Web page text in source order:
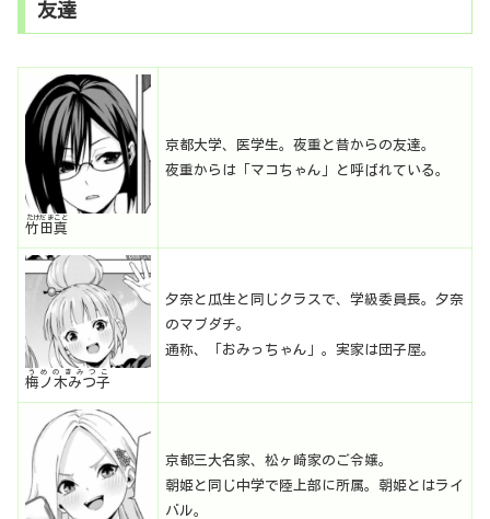
友達
竹田真
たけだまこと
京都大学、医学生。夜重と昔からの友達。
夜重からは「マコちゃん」と呼ばれている。
梅ノ木みつ子
うめのきみつこ
夕奈と瓜生と同じクラスで、学級委員長。夕奈
のマブダチ。
通称、「おみっちゃん」。実家は団子屋。
京都三大名家、松ヶ崎家のご令嬢。
朝姫と同じ中学で陸上部に所属。朝姫とはライ
バル。